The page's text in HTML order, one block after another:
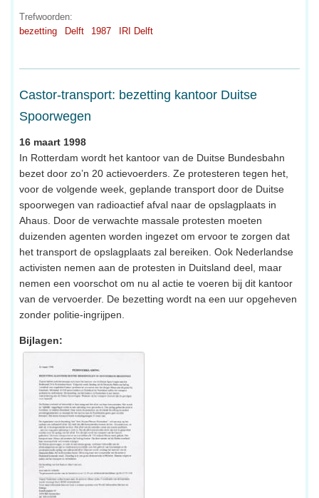
Trefwoorden:
bezetting
Delft 1987 IRI Delft
Castor-transport: bezetting kantoor Duitse
Spoorwegen
16 maart 1998
In Rotterdam wordt het kantoor van de Duitse Bundesbahn
bezet door zo’n 20 actievoerders. Ze protesteren tegen het,
voor de volgende week, geplande transport door de Duitse
spoorwegen van radioactief afval naar de opslagplaats in
Ahaus. Door de verwachte massale protesten moeten
duizenden agenten worden ingezet om ervoor te zorgen dat
het transport de opslagplaats zal bereiken. Ook Nederlandse
activisten nemen aan de protesten in Duitsland deel, maar
nemen een voorschot om nu al actie te voeren bij dit kantoor
van de vervoerder. De bezetting wordt na een uur opgeheven
zonder politie-ingrijpen.
Bijlagen: